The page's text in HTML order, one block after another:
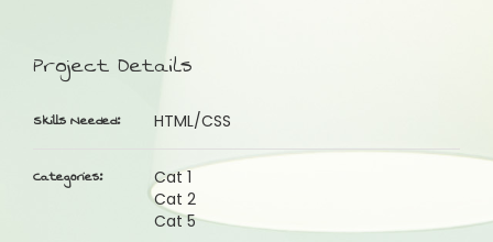
Project Details
Skills Needed: HTML/CSS
Categories:
Cat 1
Cat 2
Cat 5